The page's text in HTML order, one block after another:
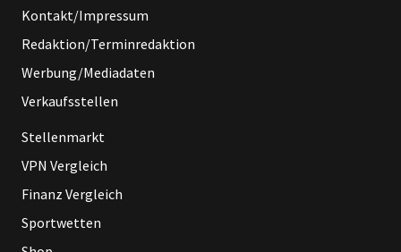
Kontakt/Impressum
Redaktion/Terminredaktion
Werbung/Mediadaten
Verkaufsstellen
Stellenmarkt
VPN Vergleich
Finanz Vergleich
Sportwetten